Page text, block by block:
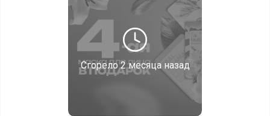
Сгорело2 месяца назад